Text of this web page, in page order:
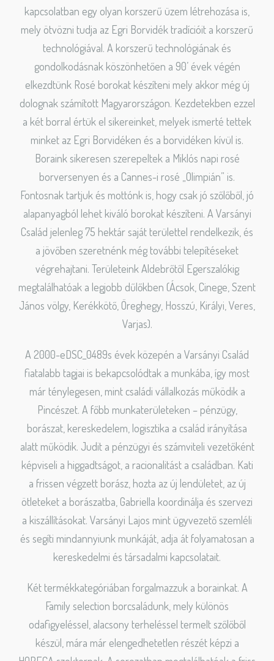
kapcsolatban egy olyan korszerű üzem létrehozása is,
mely ötvözni tudja az Egri Borvidék tradícióit a korszerű
technológiával. A korszerű technológiának és
gondolkodásnak köszönhetően a 90’ évek végén
elkezdtünk Rosé borokat készíteni mely akkor még új
dolognak számított Magyarországon. Kezdetekben ezzel
a két borral értük el sikereinket, melyek ismerté tettek
minket az Egri Borvidéken és a borvidéken kívül is.
Boraink sikeresen szerepeltek a Miklós napi rosé
borversenyen és a Cannes-i rosé „Olimpián” is.
Fontosnak tartjuk és mottónk is, hogy csak jó szőlőből, jó
alapanyagból lehet kiváló borokat készíteni. A Varsányi
Család jelenleg 75 hektár saját területtel rendelkezik, és
a jövőben szeretnénk még további telepítéseket
végrehajtani. Területeink Aldebrőtől Egerszalókig
megtalálhatóak a legjobb dűlőkben (Ácsok, Cinege, Szent
János völgy, Kerékkötő, Öreghegy, Hosszú, Királyi, Veres,
Varjas).
A 2000-eDSC_0489s évek közepén a Varsányi Család
fiatalabb tagjai is bekapcsolódtak a munkába, így most
már ténylegesen, mint családi vállalkozás működik a
Pincészet. A főbb munkaterületeken – pénzügy,
borászat, kereskedelem, logisztika a család irányítása
alatt működik. Judit a pénzügyi és számviteli vezetőként
képviseli a higgadtságot, a racionalitást a családban. Kati
a frissen végzett borász, hozta az új lendületet, az új
ötleteket a borászatba, Gabriella koordinálja és szervezi
a kiszállításokat. Varsányi Lajos mint ügyvezető szemléli
és segíti mindannyiunk munkáját, adja át folyamatosan a
kereskedelmi és társadalmi kapcsolatait.
Két termékkategóriában forgalmazzuk a borainkat. A
Family selection borcsaládunk, mely különös
odafigyeléssel, alacsony terheléssel termelt szőlőből
készül, mára már elengedhetetlen részét képzi a